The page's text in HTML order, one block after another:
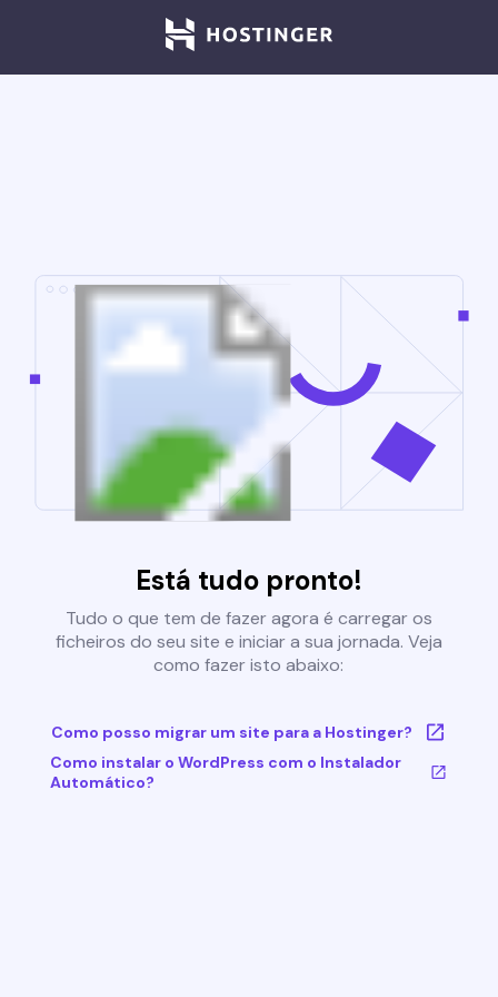
Está tudo pronto!
Tudo o que tem de fazer agora é carregar os
ficheiros do seu site e iniciar a sua jornada. Veja
como fazer isto abaixo:
Como posso migrar um site para a Hostinger?
Como instalar o WordPress com o Instalador
Automático?